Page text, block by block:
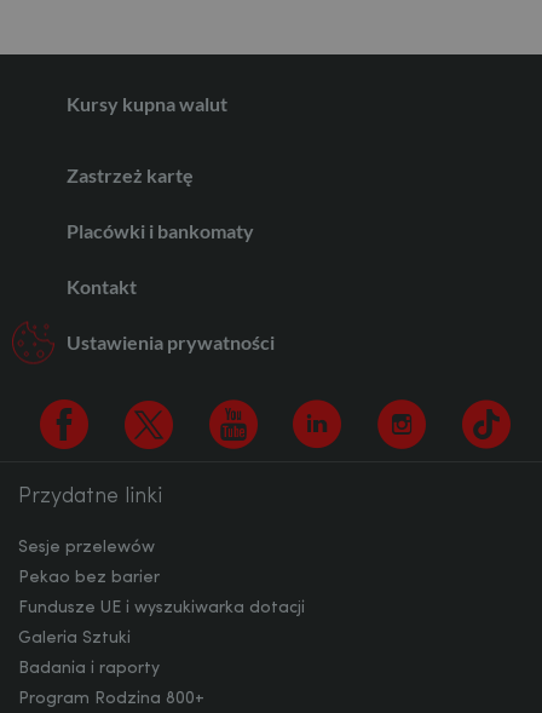
Kursy kupna walut
HUF
CZK
Zastrzeż kartę
Placówki i bankomaty
Kontakt
Ustawienia prywatności
FacebookTwitter
Przydatne linki
Sesje przelewów
Pekao bez barier
Fundusze UE i wyszukiwarka dotacji
Galeria Sztuki
Badania i raporty
Program Rodzina 800+